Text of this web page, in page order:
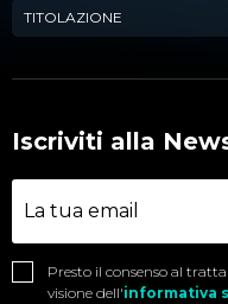
TITOLAZIONE
Iscriviti alla
Presto il consenso al
visione dell'informativa